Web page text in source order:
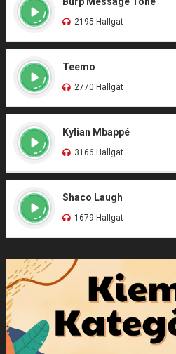
2195 Hallgat
Teemo
2770 Hallgat
Kylian Mbappé
3166 Hallgat
Shaco Laugh
1679 Hallgat